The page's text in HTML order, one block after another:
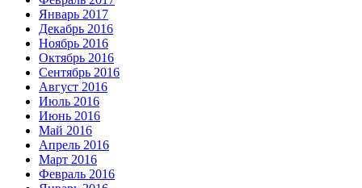
Январь 2017
Декабрь 2016
Ноябрь 2016
Октябрь 2016
Сентябрь 2016
Август 2016
Июль 2016
Июнь 2016
Май 2016
Апрель 2016
Март 2016
Февраль 2016